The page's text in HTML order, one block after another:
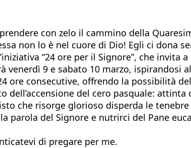
con zelo il cammino della
non lo è nel cuore di Dio! Egli ci dona
“24 ore per il Signore”, che
venerdì 9 e sabato 10 marzo, ispirandosi
ore consecutive, offrendo la possibilità
del cero pasquale: attinta
che risorge glorioso disperda le
parola del Signore e nutrirci del Pane
di pregare per me.